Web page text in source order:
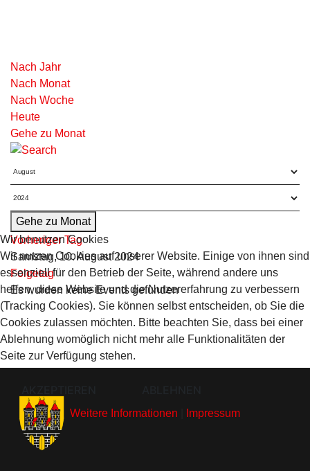
Nach Jahr
Nach Monat
Nach Woche
Heute
Gehe zu Monat
Gehe zu Monat
Vorheriger Tag
Samstag, 10. August 2024
Folgetag
Es wurden keine Events gefunden
Wir benutzen Cookies
Wir nutzen Cookies auf unserer Website. Einige von ihnen sind
essenziell für den Betrieb der Seite, während andere uns
helfen, diese Website und die Nutzererfahrung zu verbessern
(Tracking Cookies). Sie können selbst entscheiden, ob Sie die
Cookies zulassen möchten. Bitte beachten Sie, dass bei einer
Ablehnung womöglich nicht mehr alle Funktionalitäten der
Seite zur Verfügung stehen.
Weitere Informationen Impressum